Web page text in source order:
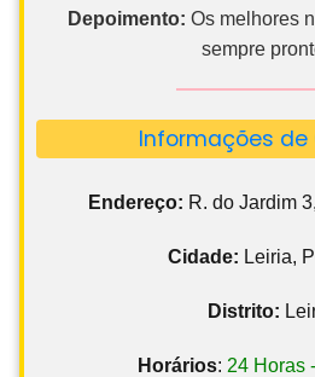
Depoimento: Os melhores
sempre
Informações
Endereço: R. do Jardim
Cidade: Leiria,
Distrito:
Horários: 24 Horas